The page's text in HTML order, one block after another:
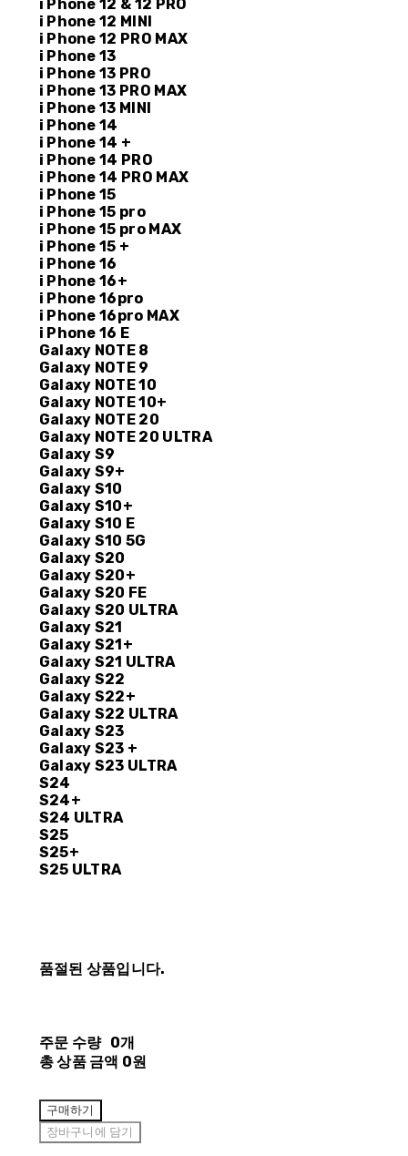
i Phone 12 & 12 PRO
i Phone 12 MINI
i Phone 12 PRO MAX
i Phone 13
i Phone 13 PRO
i Phone 13 PRO MAX
i Phone 13 MINI
i Phone 14
i Phone 14 +
i Phone 14 PRO
i Phone 14 PRO MAX
i Phone 15
i Phone 15 pro
i Phone 15 pro MAX
i Phone 15 +
i Phone 16
i Phone 16+
i Phone 16pro
i Phone 16pro MAX
i Phone 16 E
Galaxy NOTE 8
Galaxy NOTE 9
Galaxy NOTE 10
Galaxy NOTE 10+
Galaxy NOTE 20
Galaxy NOTE 20 ULTRA
Galaxy S9
Galaxy S9+
Galaxy S10
Galaxy S10+
Galaxy S10 E
Galaxy S10 5G
Galaxy S20
Galaxy S20+
Galaxy S20 FE
Galaxy S20 ULTRA
Galaxy S21
Galaxy S21+
Galaxy S21 ULTRA
Galaxy S22
Galaxy S22+
Galaxy S22 ULTRA
Galaxy S23
Galaxy S23 +
Galaxy S23 ULTRA
S24
S24+
S24 ULTRA
S25
S25+
S25 ULTRA
품절된 상품입니다.
주문 수량 0개
총 상품 금액 0원
구매하기
장바구니에 담기